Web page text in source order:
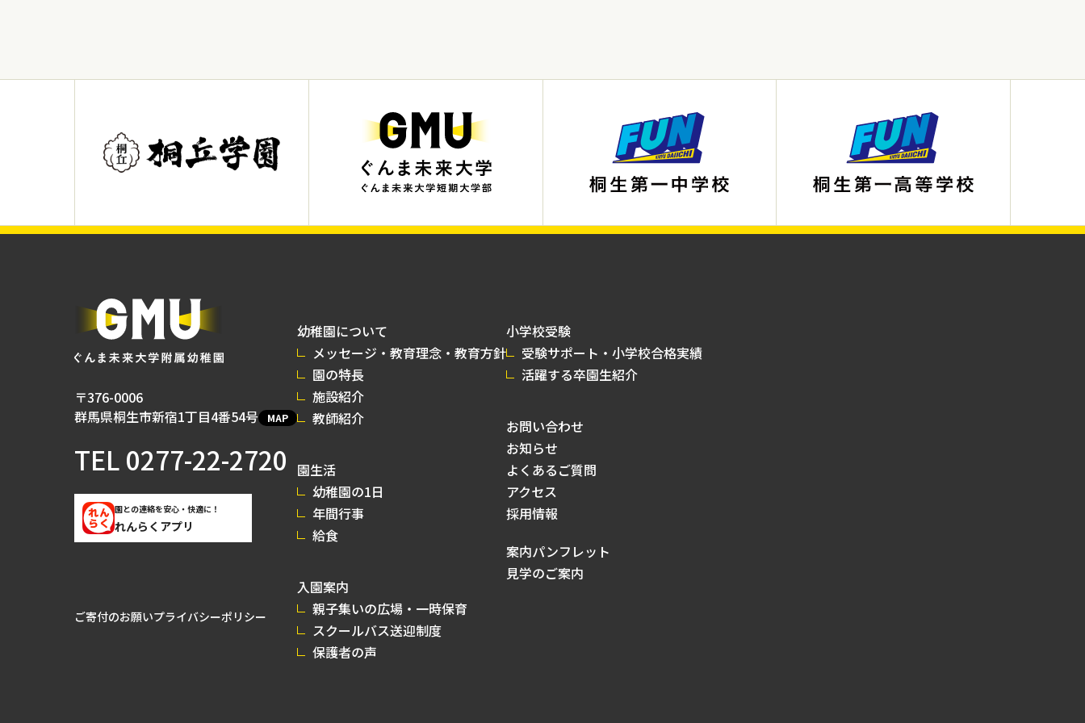
〒376-0006
群馬県桐生市新宿1丁目4番54号
MAP
TEL0277-22-2720
園との連絡を安心・快適に！
れんらくアプリ
ご寄付のお願いプライバシーポリシー
幼稚園について
メッセージ・教育理念・教育方針
園の特長
施設紹介
教師紹介
園生活
幼稚園の1日
年間行事
給食
入園案内
親子集いの広場・一時保育
スクールバス送迎制度
保護者の声
小学校受験
受験サポート・小学校合格実績
活躍する卒園生紹介
お問い合わせ
お知らせ
よくあるご質問
アクセス
採用情報
案内パンフレット
見学のご案内